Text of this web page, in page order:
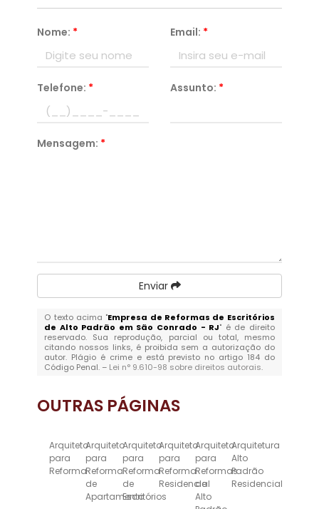
Nome: * Email: *
Telefone: * Assunto: *
Mensagem: *
Enviar
O texto acima "Empresa de Reformas de Escritórios
de Alto Padrão em São Conrado - RJ" é de direito
reservado. Sua reprodução, parcial ou total, mesmo
citando nossos links, é proibida sem a autorização do
autor. Plágio é crime e está previsto no artigo 184 do
Código Penal. – Lei n° 9.610-98 sobre direitos autorais.
OUTRAS PÁGINAS
Arquiteto
para
Reforma
Arquiteto
para
Reforma
de
Apartamento
Arquiteto
para
Reforma
de
Escritórios
Arquiteto
para
Reforma
Residencial
Arquiteto
para
Reformas
de
Alto
Arquitetura
Alto
Padrão
Residencial